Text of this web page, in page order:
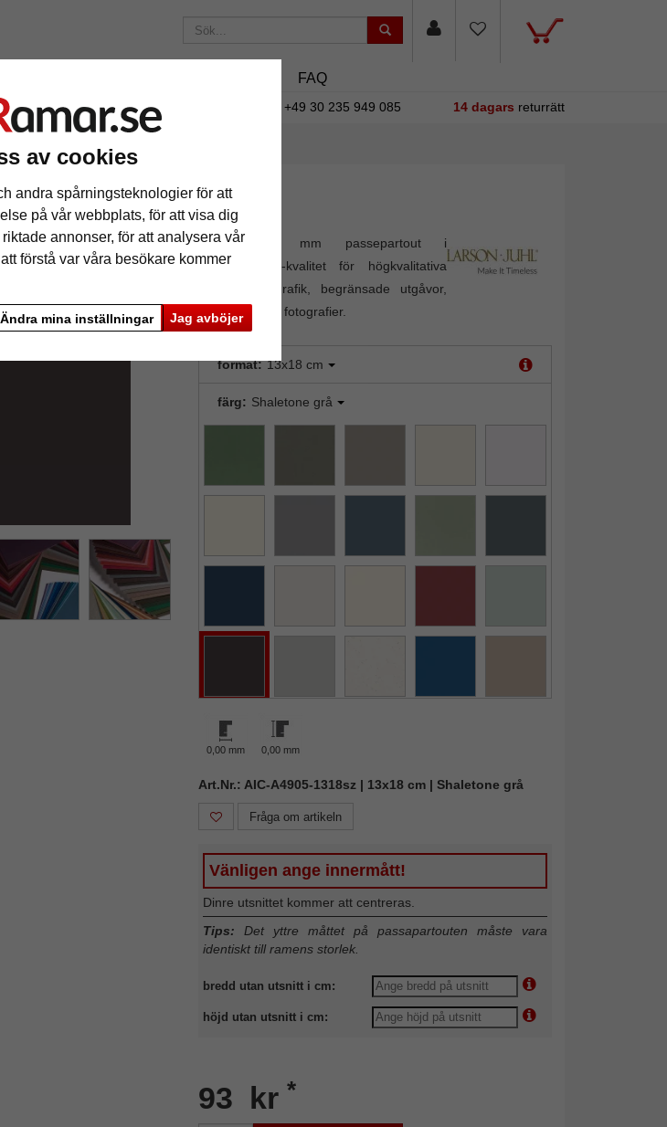
av cookies
andra spårningsteknologier för att
på vår webbplats, för att visa dig
annonser, för att analysera vår
förstå var våra besökare kommer
Jag avböjer
Ändra mina inställningar
FAQ
Oavsett hur mycket du beställer. +49 30 235 949 085 14 dagars returrätt
mått
efter mått
Syrafri 1,4 mm passepartout i
"conservation"-kvalitet för högkvalitativa
bilder som grafik, begränsade utgåvor,
dokument och fotografier.
format: 13x18 cm
färg: Shaletone grå
0,00 mm 0,00 mm
Art.Nr.: AIC-A4905-1318sz | 13x18 cm | Shaletone grå
Fråga om artikeln
Vänligen ange innermått!
Dinre utsnittet kommer att centreras.
Tips: Det yttre måttet på passapartouten måste vara
identiskt till ramens storlek.
bredd utan utsnitt i cm:
höjd utan utsnitt i cm:
93 kr *